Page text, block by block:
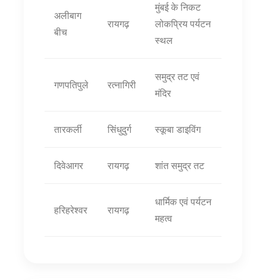
अलीबाग
बीच
रायगढ़
मुंबई के निकट
लोकप्रिय पर्यटन
स्थल
गणपतिपुले रत्नागिरी
समुद्र तट एवं
मंदिर
तारकर्ली सिंधुदुर्ग स्कूबा डाइविंग
दिवेआगर रायगढ़ शांत समुद्र तट
हरिहरेश्वर रायगढ़
धार्मिक एवं पर्यटन
महत्व